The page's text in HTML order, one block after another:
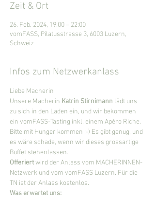
Zeit & Ort
26. Feb. 2024, 19:00 – 22:00
vomFASS, Pilatusstrasse 3, 6003 Luzern,
Schweiz
Infos zum Netzwerkanlass
Liebe Macherin
Unsere Macherin Katrin Stirnimann lädt uns
zu sich in den Laden ein, und wir bekommen
ein vomFASS-Tasting inkl. einem Apéro Riche.
Bitte mit Hunger kommen ;-) Es gibt genug, und
es wäre schade, wenn wir dieses grossartige
Buffet stehenlassen.
Offeriert wird der Anlass vom MACHERINNEN-
Netzwerk und vom vomFASS Luzern. Für die
TN ist der Anlass kostenlos.
Was erwartet uns: